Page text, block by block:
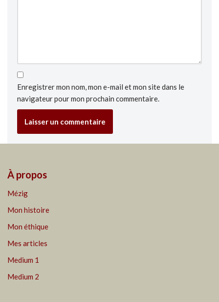
Enregistrer mon nom, mon e-mail et mon site dans le
navigateur pour mon prochain commentaire.
À propos
Mézig
Mon histoire
Mon éthique
Mes articles
Medium 1
Medium 2